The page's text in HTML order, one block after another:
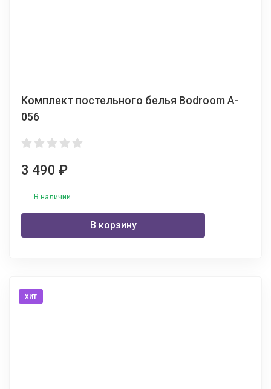
Комплект постельного белья Bodroom A-
056
3 490 ₽
В наличии
В корзину
хит